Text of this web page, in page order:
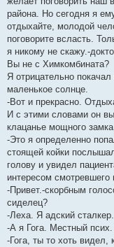
района. Но сегодня я
отдыхайте, молодой
поговорите всласть.
я никому не скажу.-
Вы не с Химкомбината?
Я отрицательно
маленькое солнце.
-Вот и прекрасно.
И с этими словами он
клацанье мощного
-Это я определенно
стоящей койки
голову и увидел
интересом смотревшего
-Привет.-скорбным
сиделец?
-Леха. Я адский сталкер.
-А я Гога. Местный
-Гога, ты то хоть видел,